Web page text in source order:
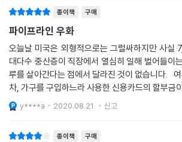
종이책 구매
파이프라인 우화
오늘날 미국은 외형적으로는 그럴싸하지만 사실
대다수 중산층이 직장에서 열심히 일해 벌어들이
루를 살아간다는 점에서 달라진 것이 없습니다. 여기에다 그들이 집, 자동
차, 가구를 구입하느라 사용한 신용카드의 할부금
들에게 모아둔 재산은 한 푼도 없는 셈입니다. 물론
득이 늘어난
y****a 2020.08.21. 신고
종이책 구매